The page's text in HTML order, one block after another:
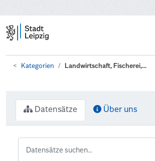
Kategorien Landwirtschaft, Fischerei,...
Datensätze Über uns